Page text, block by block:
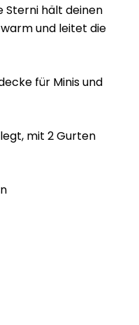
Sterni hält deinen
und leitet die
für Minis und
mit 2 Gurten